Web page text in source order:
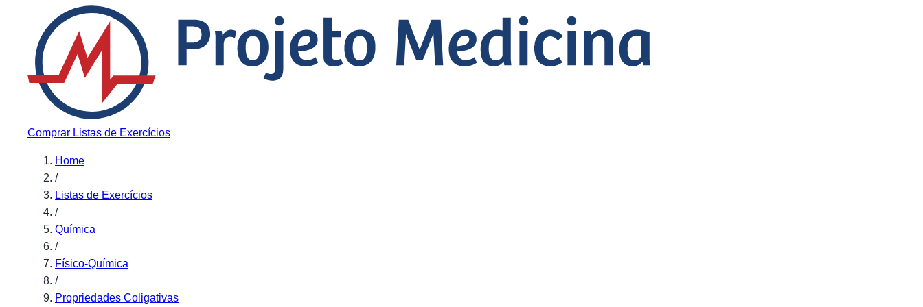
Pular para o conteúdo
Comprar Listas de Exercícios
Home
/
Listas de Exercícios
/
Química
/
Físico-Química
/
Propriedades Coligativas